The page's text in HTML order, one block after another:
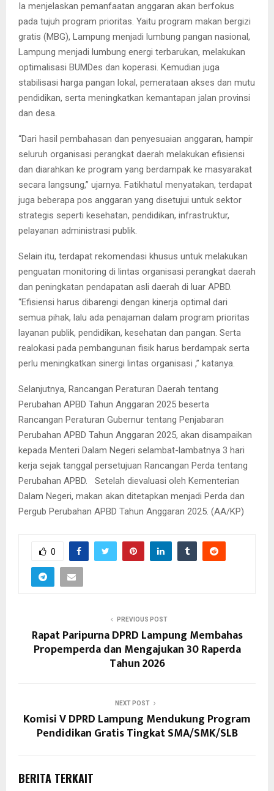
Ia menjelaskan pemanfaatan anggaran akan berfokus
pada tujuh program prioritas. Yaitu program makan bergizi
gratis (MBG), Lampung menjadi lumbung pangan nasional,
Lampung menjadi lumbung energi terbarukan, melakukan
optimalisasi BUMDes dan koperasi. Kemudian juga
stabilisasi harga pangan lokal, pemerataan akses dan mutu
pendidikan, serta meningkatkan kemantapan jalan provinsi
dan desa.
“Dari hasil pembahasan dan penyesuaian anggaran, hampir
seluruh organisasi perangkat daerah melakukan efisiensi
dan diarahkan ke program yang berdampak ke masyarakat
secara langsung,” ujarnya. Fatikhatul menyatakan, terdapat
juga beberapa pos anggaran yang disetujui untuk sektor
strategis seperti kesehatan, pendidikan, infrastruktur,
pelayanan administrasi publik.
Selain itu, terdapat rekomendasi khusus untuk melakukan
penguatan monitoring di lintas organisasi perangkat daerah
dan peningkatan pendapatan asli daerah di luar APBD.
“Efisiensi harus dibarengi dengan kinerja optimal dari
semua pihak, lalu ada penajaman dalam program prioritas
layanan publik, pendidikan, kesehatan dan pangan. Serta
realokasi pada pembangunan fisik harus berdampak serta
perlu meningkatkan sinergi lintas organisasi ,” katanya.
Selanjutnya, Rancangan Peraturan Daerah tentang
Perubahan APBD Tahun Anggaran 2025 beserta
Rancangan Peraturan Gubernur tentang Penjabaran
Perubahan APBD Tahun Anggaran 2025, akan disampaikan
kepada Menteri Dalam Negeri selambat-lambatnya 3 hari
kerja sejak tanggal persetujuan Rancangan Perda tentang
Perubahan APBD. Setelah dievaluasi oleh Kementerian
Dalam Negeri, makan akan ditetapkan menjadi Perda dan
Pergub Perubahan APBD Tahun Anggaran 2025. (AA/KP)
0
PREVIOUS POST
Rapat Paripurna DPRD Lampung Membahas
Propemperda dan Mengajukan 30 Raperda
Tahun 2026
NEXT POST
Komisi V DPRD Lampung Mendukung Program
Pendidikan Gratis Tingkat SMA/SMK/SLB
BERITA TERKAIT